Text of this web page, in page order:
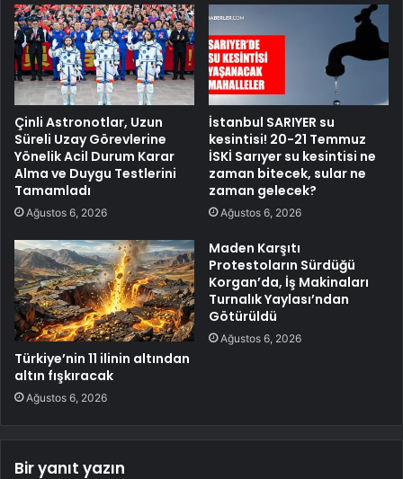
Çinli Astronotlar, Uzun
Süreli Uzay Görevlerine
Yönelik Acil Durum Karar
Alma ve Duygu Testlerini
Tamamladı
Ağustos 6, 2026
İstanbul SARIYER su
kesintisi! 20-21 Temmuz
İSKİ Sarıyer su kesintisi ne
zaman bitecek, sular ne
zaman gelecek?
Ağustos 6, 2026
Türkiye’nin 11 ilinin altından
altın fışkıracak
Ağustos 6, 2026
Maden Karşıtı
Protestoların Sürdüğü
Korgan’da, İş Makinaları
Turnalık Yaylası’ndan
Götürüldü
Ağustos 6, 2026
Bir yanıt yazın